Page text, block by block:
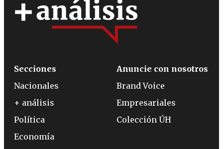
Secciones
Nacionales
+ análisis
Política
Economía
Anuncie con nosotros
Brand Voice
Empresariales
Colección ÚH